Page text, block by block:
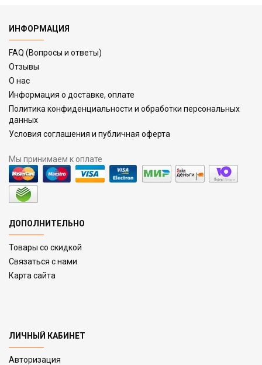
ИНФОРМАЦИЯ
FAQ (Вопросы и ответы)
Отзывы
О нас
Информация о доставке, оплате
Политика конфиденциальности и обработки персональных
данных
Условия соглашения и публичная оферта
Мы принимаем к оплате
ДОПОЛНИТЕЛЬНО
Товары со скидкой
Связаться с нами
Карта сайта
ЛИЧНЫЙ КАБИНЕТ
Авторизация